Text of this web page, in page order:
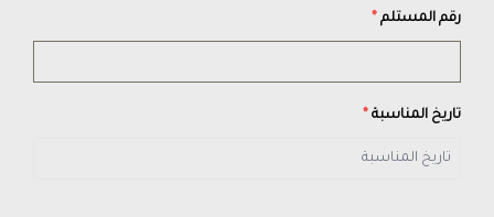
رقم المستلم *
تاريخ المناسبة *